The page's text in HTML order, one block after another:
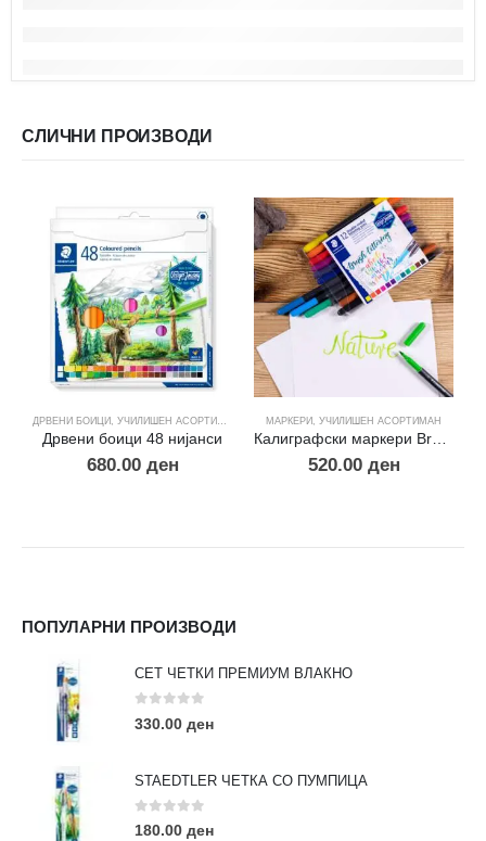
СЛИЧНИ ПРОИЗВОДИ
ДРВЕНИ БОИЦИ , УЧИЛИШЕН АСОРТИМАН
Дрвени боици 48 ниjaнси
680.00 ден
МАРКЕРИ , УЧИЛИШЕН АСОРТИМАН
Калиграфски маркери Brush Lettering
520.00 ден
ПОПУЛАРНИ ПРОИЗВОДИ
СЕТ ЧЕТКИ ПРЕМИУМ ВЛАКНО
0 out of 5
330.00 ден
STAEDTLER ЧЕТКА СО ПУМПИЦА
0 out of 5
180.00 ден